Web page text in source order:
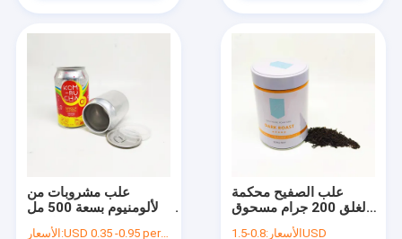
علب مشروبات من
الألومنيوم بسعة 500 مل
مع نهايات سهلة الفتح
الأسعار:USD 0.35 -0.95 per unit
علب الصفيح محكمة
الغلق 200 جرام مسحوق
القهوة تغليف الشاي جرة
الأسعار:0.8-1.5USD